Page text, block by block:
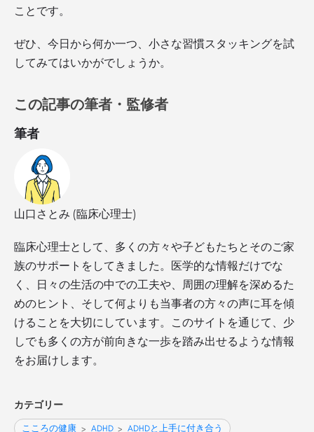
ことです。
ぜひ、今日から何か一つ、小さな習慣スタッキングを試
してみてはいかがでしょうか。
この記事の筆者・監修者
筆者
山口さとみ (臨床心理士)
臨床心理士として、多くの方々や子どもたちとそのご家
族のサポートをしてきました。医学的な情報だけでな
く、日々の生活の中での工夫や、周囲の理解を深めるた
めのヒント、そして何よりも当事者の方々の声に耳を傾
けることを大切にしています。このサイトを通じて、少
しでも多くの方が前向きな一歩を踏み出せるような情報
をお届けします。
カテゴリー
こころの健康 > ADHD > ADHDと上手に付き合う